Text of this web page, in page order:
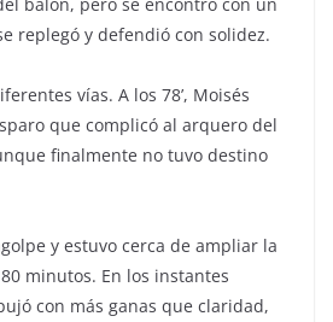
replegó y defendió con solidez.
vías. A los 78’, Moisés
que complicó al arquero del
finalmente no tuvo destino
y estuvo cerca de ampliar la
minutos. En los instantes
con más ganas que claridad,